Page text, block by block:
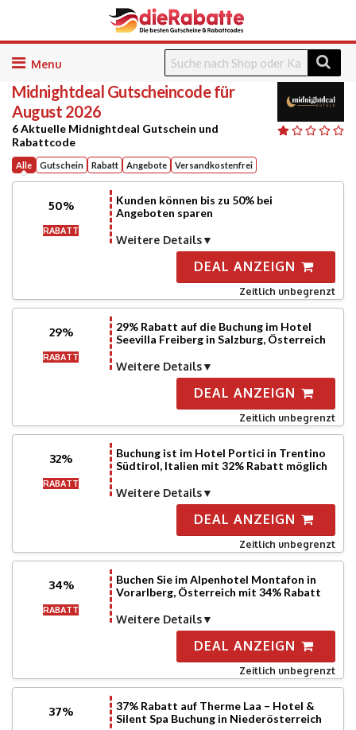
Skip
content
Midnightdeal Gutscheincode für
August 2026
6 Aktuelle Midnightdeal Gutschein und
Rabattcode
Alle Gutschein Rabatt Angebote Versandkostenfrei
50%
RABATT
Kunden können bis zu 50% bei
Angeboten sparen
Weitere Details
DEAL ANZEIGN
Zeitlich unbegrenzt
29%
RABATT
29% Rabatt auf die Buchung im Hotel
Seevilla Freiberg in Salzburg, Österreich
Weitere Details
DEAL ANZEIGN
Zeitlich unbegrenzt
32%
RABATT
Buchung ist im Hotel Portici in Trentino
Südtirol, Italien mit 32% Rabatt möglich
Weitere Details
DEAL ANZEIGN
Zeitlich unbegrenzt
34%
RABATT
Buchen Sie im Alpenhotel Montafon in
Vorarlberg, Österreich mit 34% Rabatt
Weitere Details
DEAL ANZEIGN
Zeitlich unbegrenzt
37%
37% Rabatt auf Therme Laa – Hotel &
Silent Spa Buchung in Niederösterreich